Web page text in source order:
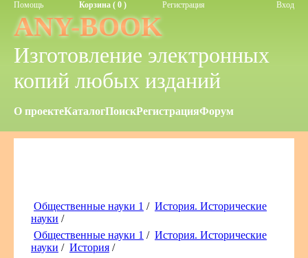
Помощь Корзина ( 0 ) Регистрация Вход
ANY-BOOK
Изготовление электронных
копий любых изданий
О проектеКаталогПоискРегистрацияФорум
Общественные науки 1 / История. Исторические
науки /
Общественные науки 1 / История. Исторические
науки / История /